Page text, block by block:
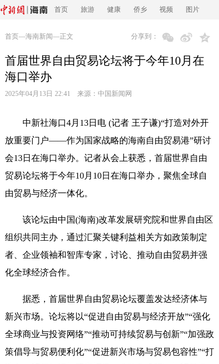
首页 旅游 健康 侨乡 视频 图片
首页 —海南新闻—正文 分享到：
首届世界自由贸易论坛将于今年10月在
海口举办
2025年04月13日 22:41 来源： 中国新闻网
中新社海口4月13日电 (记者 王子谦)“打造对外开
放重要门户——作为国家战略的海南自由贸易港”研讨
会13日在海口举办。记者从会上获悉，首届世界自由
贸易论坛将于今年10月10日在海口举办，聚焦全球自
由贸易与经济一体化。
该论坛由中国(海南)改革发展研究院和世界自由区
组织共同主办，通过汇聚关键利益相关方如政策制定
者、企业领袖和智库专家，讨论、推动自由贸易并强
化全球经济合作。
据悉，首届世界自由贸易论坛覆盖发达经济体与
新兴市场。论坛将以“促进自由贸易与经济开放”“强化
全球商业与投资网络”“推动可持续贸易与创新”“加强政
策倡导与贸易便利化”“促进新兴市场与贸易包容性”“打